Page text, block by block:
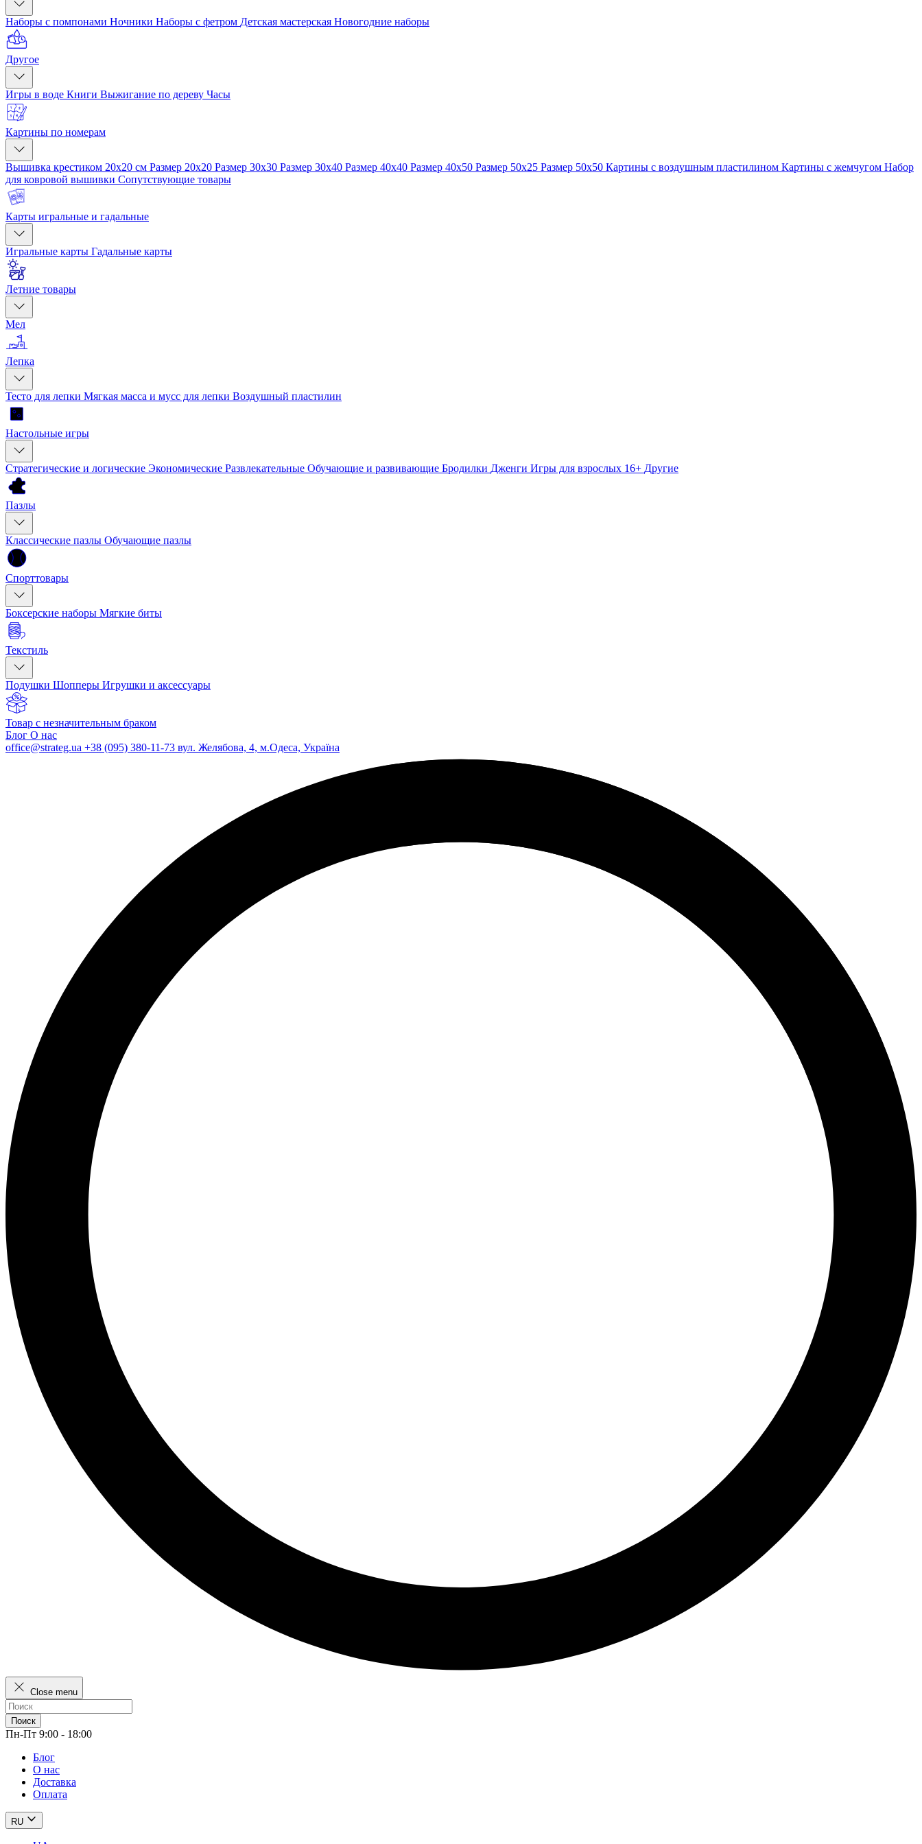
Наборы с помпонами Ночники Наборы с фетром Детская мастерская Новогодние наборы
Другое
Игры в воде Книги Выжигание по дереву Часы
Картины по номерам
Вышивка крестиком 20x20 см Размер 20x20 Размер 30x30 Размер 30x40 Размер 40x40 Размер 40x50 Размер 50x25 Размер 50x50 Картины с воздушным пластилином Картины с жемчугом Набор
для ковровой вышивки Сопутствующие товары
Карты игральные и гадальные
Игральные карты Гадальные карты
Летние товары
Мел
Лепка
Тесто для лепки Мягкая масса и мусс для лепки Воздушный пластилин
Настольные игры
Стратегические и логические Экономические Развлекательные Обучающие и развивающие Бродилки Дженги Игры для взрослых 16+ Другие
Пазлы
Классические пазлы Обучающие пазлы
Спорттовары
Боксерские наборы Мягкие биты
Текстиль
Подушки Шопперы Игрушки и аксессуары
Товар с незначительным браком
Блог О нас
office@strateg.ua +38 (095) 380-11-73 вул. Желябова, 4, м.Одеса, Україна
Close menu
Поиск
Пн-Пт 9:00 - 18:00
Блог
О нас
Доставка
Оплата
RU